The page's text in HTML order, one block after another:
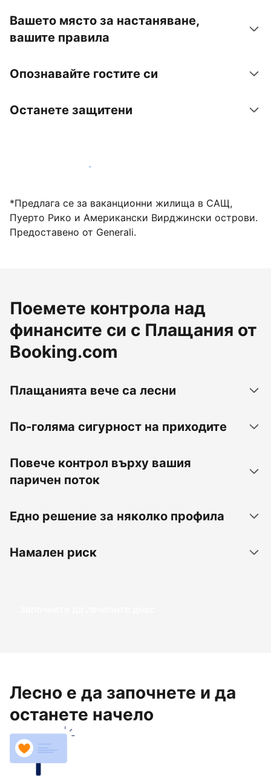
Вашето място за настаняване,
вашите правила
Опознавайте гостите си
Останете защитени
Посрещайте гости с нас днес
*Предлага се за ваканционни жилища в САЩ,
Пуерто Рико и Американски Вирджински острови.
Предоставено от Generali.
Поемете контрола над
финансите си с Плащания от
Booking.com
Плащанията вече са лесни
По-голяма сигурност на приходите
Повече контрол върху вашия
паричен поток
Едно решение за няколко профила
Намален риск
Започнете да печелите днес
Лесно е да започнете и да
останете начело